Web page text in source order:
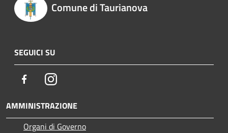
Comune di Taurianova
SEGUICI SU
FacebookInstagram
AMMINISTRAZIONE
Organi di Governo